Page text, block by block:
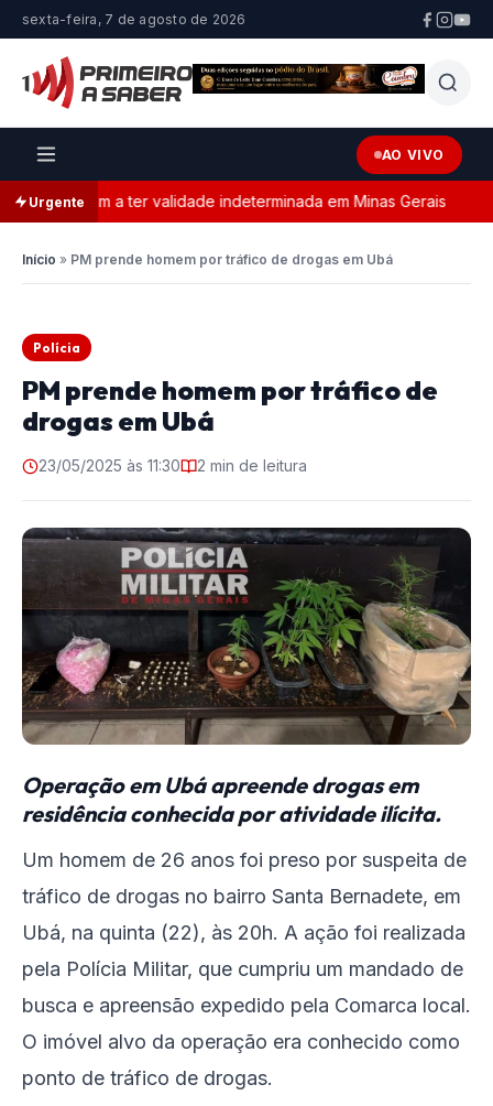
sexta-feira, 7 de agosto de 2026
AO VIVO
Urgente
passam a ter validade indeterminada em Minas Gerais
Início » PM prende homem por tráfico de drogas em Ubá
Polícia
PM prende homem por tráfico de
drogas em Ubá
23/05/2025 às 11:30 2 min de leitura
Operação em Ubá apreende drogas em
residência conhecida por atividade ilícita.
Um homem de 26 anos foi preso por suspeita de
tráfico de drogas no bairro Santa Bernadete, em
Ubá, na quinta (22), às 20h. A ação foi realizada
pela Polícia Militar, que cumpriu um mandado de
busca e apreensão expedido pela Comarca local.
O imóvel alvo da operação era conhecido como
ponto de tráfico de drogas.